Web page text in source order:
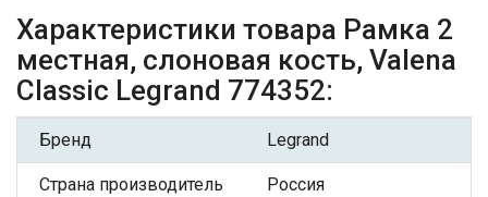
Характеристики товара Рамка 2
местная, слоновая кость, Valena
Classic Legrand 774352:
Бренд Legrand
Страна производитель Россия